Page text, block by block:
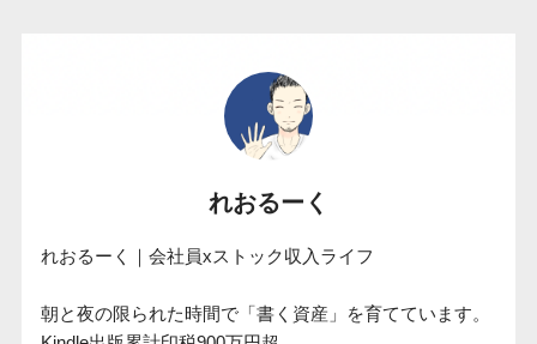
れおるーく
れおるーく｜会社員xストック収入ライフ
朝と夜の限られた時間で「書く資産」を育てています。